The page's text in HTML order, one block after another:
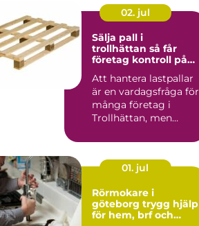
02. jul
Sälja pall i
trollhättan så får
företag kontroll på
Att hantera lastpallar
är en vardagsfråga för
många företag i
Trollhättan, men
me...
01. jul
Rörmokare i
göteborg trygg hjälp
för hem, brf och